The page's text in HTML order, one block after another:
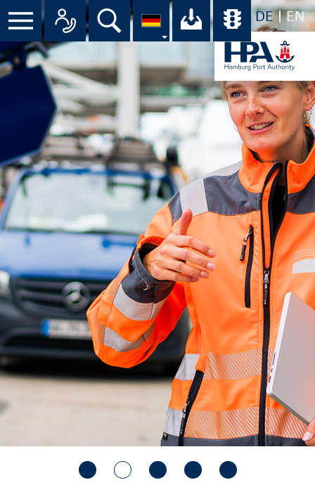
DE EN
Menü Alle Ansprechpartner im
Suche Ihr Download-